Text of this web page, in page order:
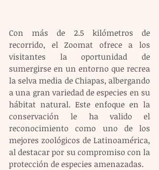
Con más de 2.5 kilómetros de
recorrido, el Zoomat ofrece a los
visitantes la oportunidad de
sumergirse en un entorno que recrea
la selva media de Chiapas, albergando
a una gran variedad de especies en su
hábitat natural. Este enfoque en la
conservación le ha valido el
reconocimiento como uno de los
mejores zoológicos de Latinoamérica,
al destacar por su compromiso con la
protección de especies amenazadas.